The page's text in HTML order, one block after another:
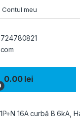
Contul meu
0.00 lei
16A curbă B 6kA,